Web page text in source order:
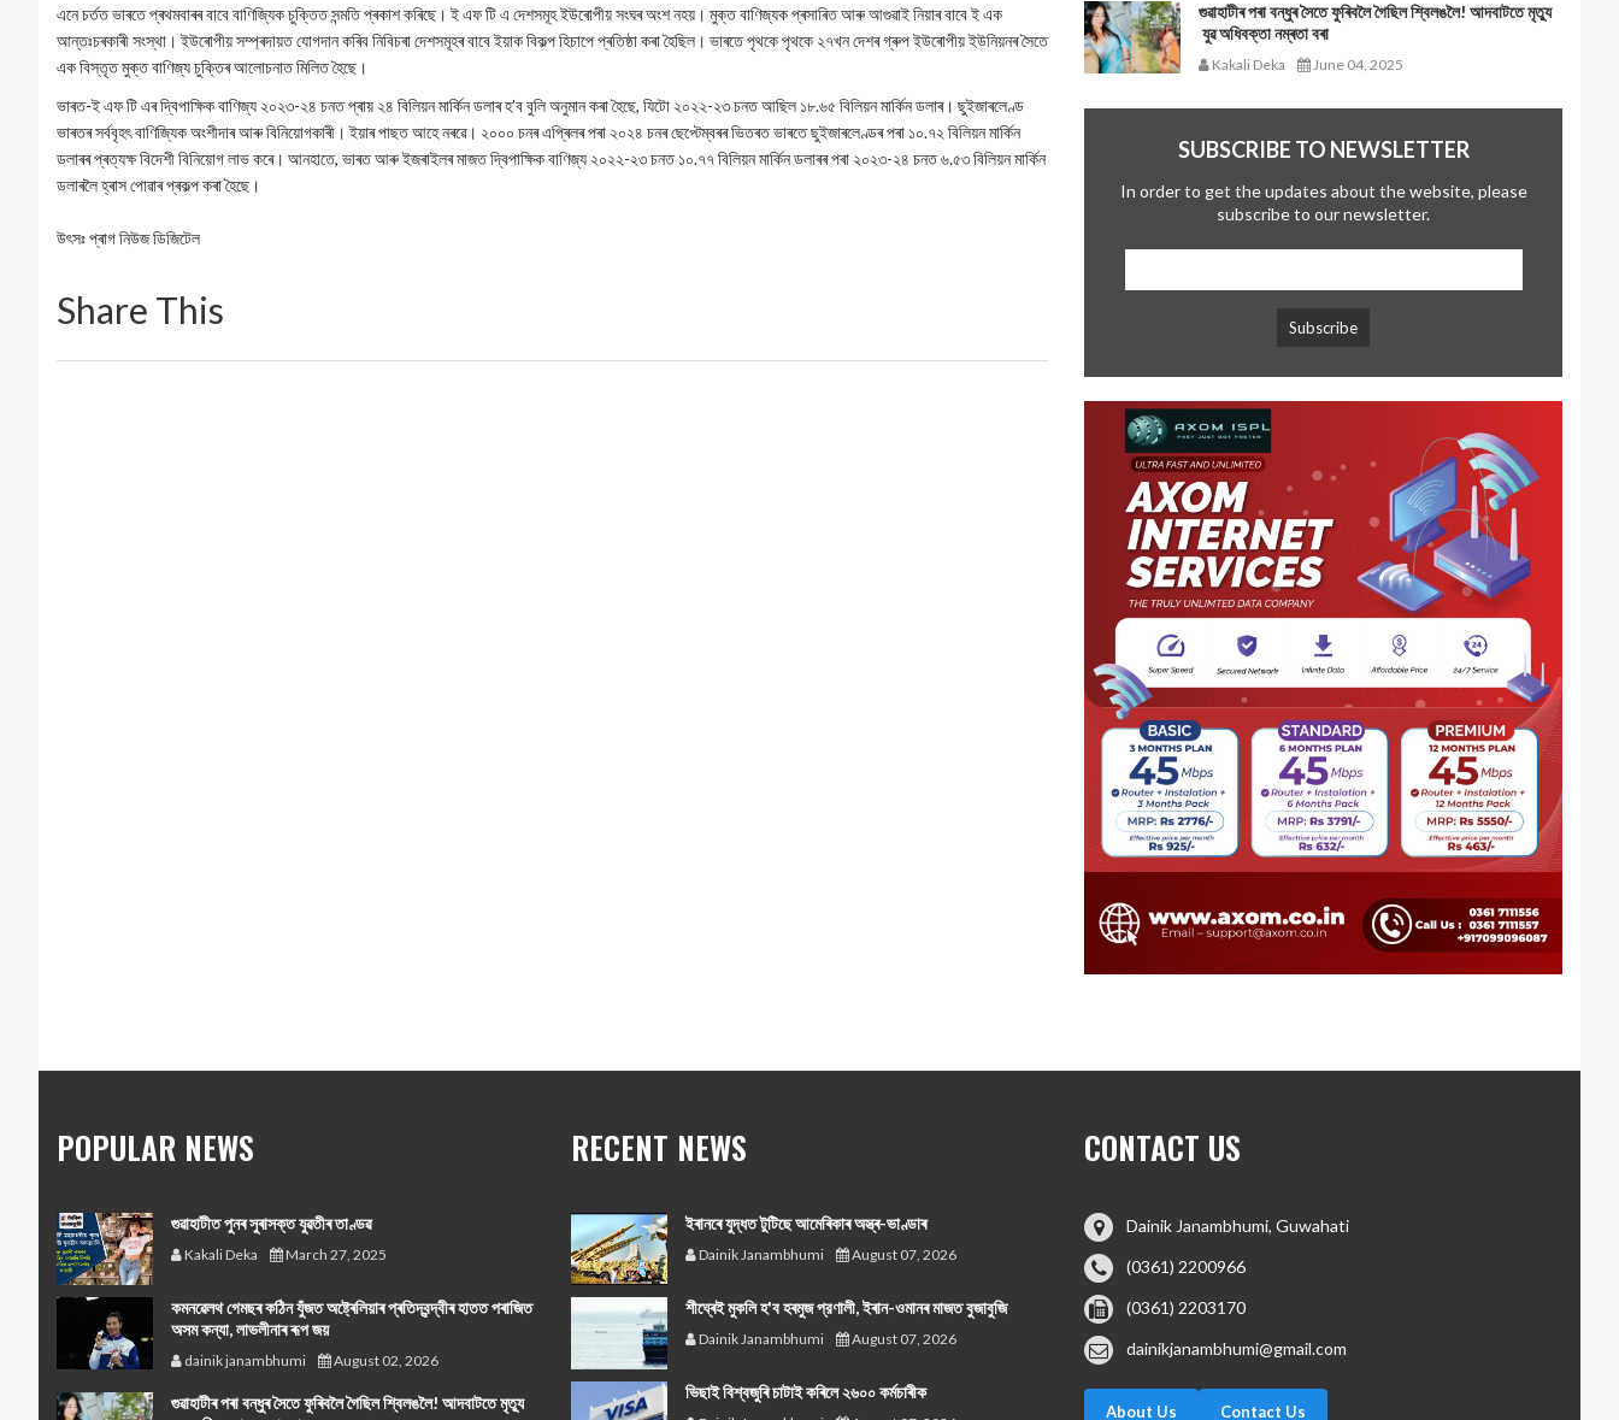
এনে চৰ্তত ভাৰতে প্ৰথমবাৰৰ বাবে বাণিজ্যিক চুক্তিত সন্মতি প্ৰকাশ কৰিছে। ই এফ টি এ দেশসমূহ ইউৰোপীয় সংঘৰ অংশ নহয়। মুক্ত বাণিজ্যক প্ৰসাৰিত আৰু আগুৱাই নিয়াৰ বাবে ই এক
আন্তঃচৰকাৰী সংস্থা। ইউৰোপীয় সম্প্ৰদায়ত যোগদান কৰিব নিবিচৰা দেশসমূহৰ বাবে ইয়াক বিকল্প হিচাপে প্ৰতিষ্ঠা কৰা হৈছিল। ভাৰতে পৃথকে পৃথকে ২৭খন দেশৰ গ্ৰুপ ইউৰোপীয় ইউনিয়নৰ সৈতে
এক বিস্তৃত মুক্ত বাণিজ্য চুক্তিৰ আলোচনাত মিলিত হৈছে।
ভাৰত-ই এফ টি এৰ দ্বিপাক্ষিক বাণিজ্য ২০২৩-২৪ চনত প্ৰায় ২৪ বিলিয়ন মাৰ্কিন ডলাৰ হ’ব বুলি অনুমান কৰা হৈছে, যিটো ২০২২-২৩ চনত আছিল ১৮.৬৫ বিলিয়ন মাৰ্কিন ডলাৰ। ছুইজাৰলেণ্ড
ভাৰতৰ সৰ্ববৃহৎ বাণিজ্যিক অংশীদাৰ আৰু বিনিয়োগকাৰী। ইয়াৰ পাছত আহে নৰৱে। ২০০০ চনৰ এপ্ৰিলৰ পৰা ২০২৪ চনৰ ছেপ্টেম্বৰৰ ভিতৰত ভাৰতে ছুইজাৰলেণ্ডৰ পৰা ১০.৭২ বিলিয়ন মাৰ্কিন
ডলাৰৰ প্ৰত্যক্ষ বিদেশী বিনিয়োগ লাভ কৰে। আনহাতে, ভাৰত আৰু ইজৰাইলৰ মাজত দ্বিপাক্ষিক বাণিজ্য ২০২২-২৩ চনত ১০.৭৭ বিলিয়ন মাৰ্কিন ডলাৰৰ পৰা ২০২৩-২৪ চনত ৬.৫৩ বিলিয়ন মাৰ্কিন
ডলাৰলৈ হ্ৰাস পোৱাৰ প্ৰকল্প কৰা হৈছে।
উৎসঃ প্ৰাগ নিউজ ডিজিটেল
Share This
গুৱাহাটীৰ পৰা বন্ধুৰ সৈতে ফুৰিবলৈ গৈছিল শ্বিলঙলৈ! আদবাটতে মৃত্যু
যুৱ অধিবক্তা নম্ৰতা বৰা
Kakali Deka June 04, 2025
SUBSCRIBE TO NEWSLETTER
In order to get the updates about the website, please
subscribe to our newsletter.
POPULAR NEWS
গুৱাহাটীত পুনৰ সুৰাসক্ত যুৱতীৰ তাণ্ডৱ
Kakali Deka March 27, 2025
কমনৱেলথ গেমছৰ কঠিন যুঁজত অষ্ট্ৰেলিয়াৰ প্ৰতিদ্বন্দ্বীৰ হাতত পৰাজিত
অসম কন্যা, লাভলীনাৰ ৰূপ জয়
dainik janambhumi August 02, 2026
গুৱাহাটীৰ পৰা বন্ধুৰ সৈতে ফুৰিবলৈ গৈছিল শ্বিলঙলৈ! আদবাটতে মৃত্যু
RECENT NEWS
ইৰানৰে যুদ্ধত টুটিছে আমেৰিকাৰ অস্ত্ৰ-ভাণ্ডাৰ
Dainik Janambhumi August 07, 2026
শীঘ্ৰেই মুকলি হ'ব হৰমুজ প্রণালী, ইৰান-ওমানৰ মাজত বুজাবুজি
Dainik Janambhumi August 07, 2026
ভিছাই বিশ্বজুৰি চাটাই কৰিলে ২৬০০ কৰ্মচাৰীক
CONTACT US
Dainik Janambhumi, Guwahati
(0361) 2200966
(0361) 2203170
dainikjanambhumi@gmail.com
About Us Contact Us